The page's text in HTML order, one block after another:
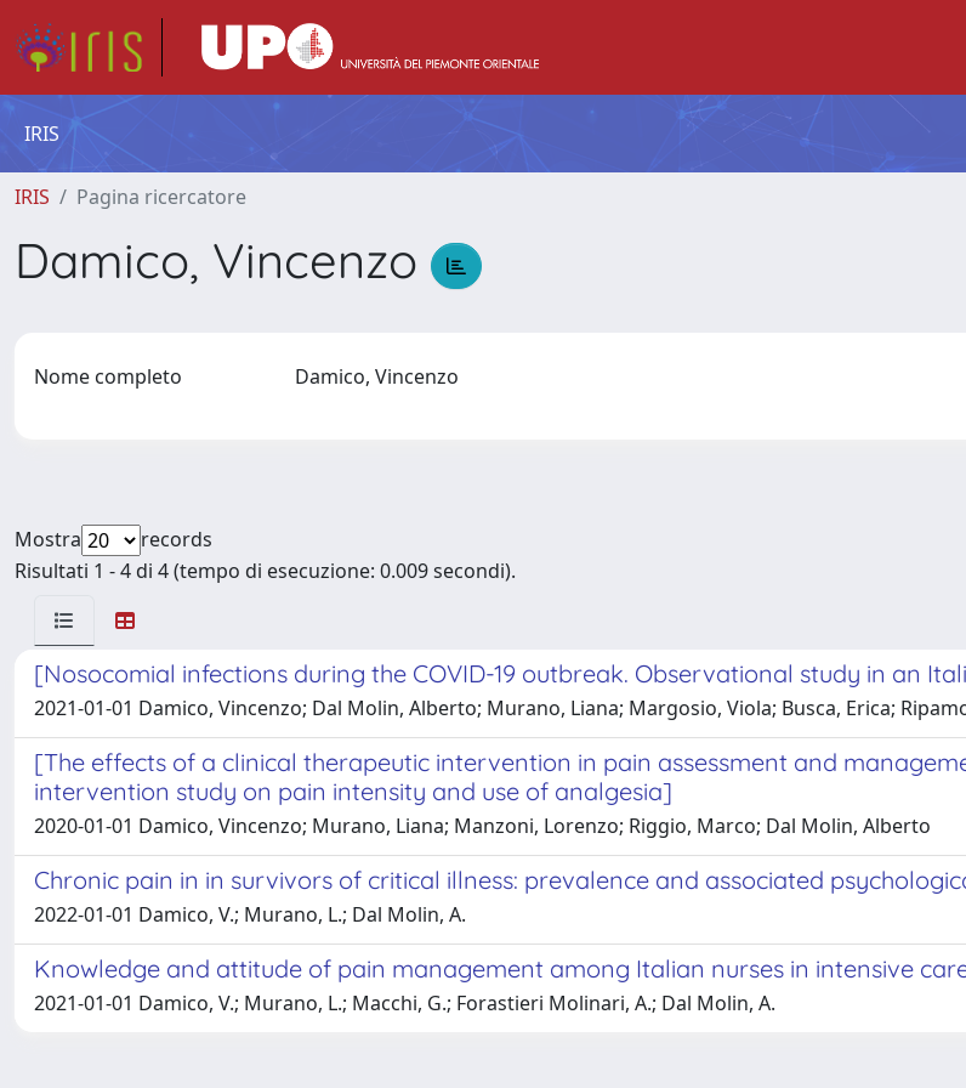
IRIS
IRIS Pagina ricercatore
Damico, Vincenzo
Nome completo Damico, Vincenzo
Mostra
records
Risultati 1 - 4 di 4 (tempo di esecuzione: 0.009 secondi).
[Nosocomial infections during the COVID-19 outbreak. Observational study in an
2021-01-01 Damico, Vincenzo; Dal Molin, Alberto; Murano, Liana; Margosio, Viola; Busca, Erica;
[The effects of a clinical therapeutic intervention in pain assessment and
intervention study on pain intensity and use of analgesia]
2020-01-01 Damico, Vincenzo; Murano, Liana; Manzoni, Lorenzo; Riggio, Marco; Dal Molin, Alberto
Chronic pain in in survivors of critical illness: prevalence and associated
2022-01-01 Damico, V.; Murano, L.; Dal Molin, A.
Knowledge and attitude of pain management among Italian nurses in intensive
2021-01-01 Damico, V.; Murano, L.; Macchi, G.; Forastieri Molinari, A.; Dal Molin, A.